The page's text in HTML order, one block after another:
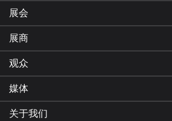
展会
展商
观众
媒体
关于我们